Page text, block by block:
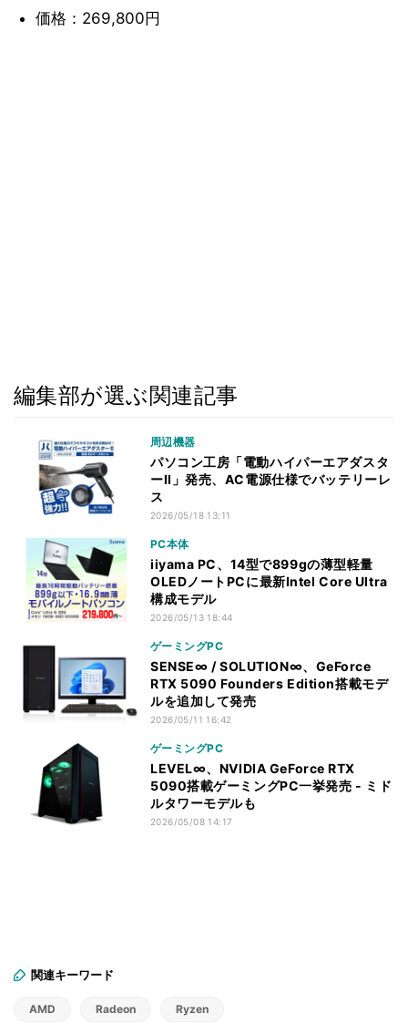
価格：269,800円
編集部が選ぶ関連記事
周辺機器
パソコン工房「電動ハイパーエアダスタ
ーII」発売、AC電源仕様でバッテリーレ
ス
2026/05/18 13:11
PC本体
iiyama PC、14型で899gの薄型軽量
OLEDノートPCに最新Intel Core Ultra
構成モデル
2026/05/13 18:44
ゲーミングPC
SENSE∞ / SOLUTION∞、GeForce
RTX 5090 Founders Edition搭載モデ
ルを追加して発売
2026/05/11 16:42
ゲーミングPC
LEVEL∞、NVIDIA GeForce RTX
5090搭載ゲーミングPC一挙発売 - ミド
ルタワーモデルも
2026/05/08 14:17
関連キーワード
AMD Radeon Ryzen